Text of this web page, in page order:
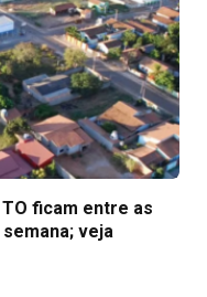
ficam entre as
veja